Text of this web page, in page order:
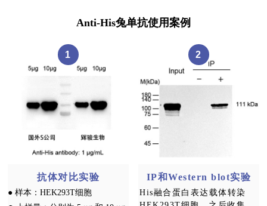
Anti-His兔单抗使用案例
1
抗体对比实验
● 样本：HEK293T细胞
2
IP和Western blot实验
His融合蛋白表达载体转染